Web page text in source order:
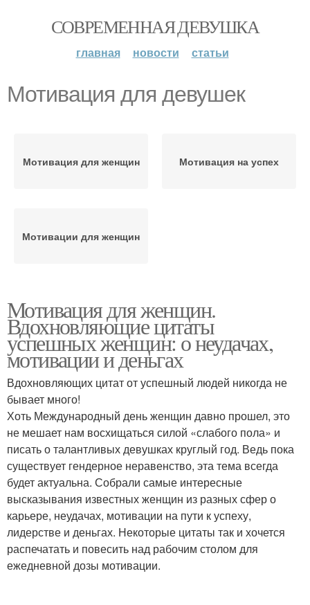
СОВРЕМЕННАЯ ДЕВУШКА
главная новости статьи
Мотивация для девушек
Мотивация для женщин Мотивация на успех
Мотивации для женщин
Мотивация для женщин.
Вдохновляющие цитаты
успешных женщин: о неудачах,
мотивации и деньгах
Вдохновляющих цитат от успешный людей никогда не
бывает много!
Хоть Международный день женщин давно прошел, это
не мешает нам восхищаться силой «слабого пола» и
писать о талантливых девушках круглый год. Ведь пока
существует гендерное неравенство, эта тема всегда
будет актуальна. Собрали самые интересные
высказывания известных женщин из разных сфер о
карьере, неудачах, мотивации на пути к успеху,
лидерстве и деньгах. Некоторые цитаты так и хочется
распечатать и повесить над рабочим столом для
ежедневной дозы мотивации.